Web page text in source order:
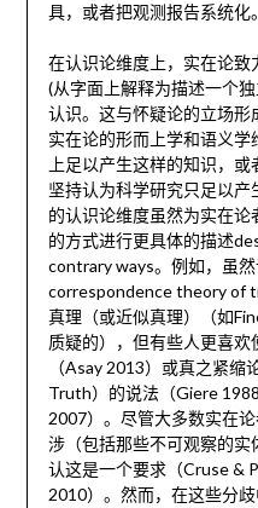
具，或者把观测报告系统化。
在认识论维度上，实在论
(从字面上解释为描述一个
认识。这与怀疑论的立场
实在论的形而上学和语义学
上足以产生这样的知识，或
坚持认为科学研究只足以
的认识论维度虽然为实在
的方式进行更具体的描述
contrary ways。例如，虽
correspondence theory of
真理（或近似真理）（如
质疑的），但有些人更喜
（Asay 2013）或真之紧
Truth）的说法（Giere
2007）。尽管大多数实在
涉（包括那些不可观察的
认这是一个要求（Cruse &
2010）。然而，在这些分